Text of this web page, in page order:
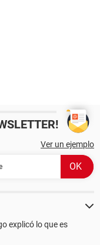
Ver un ejemplo
explicó lo que es